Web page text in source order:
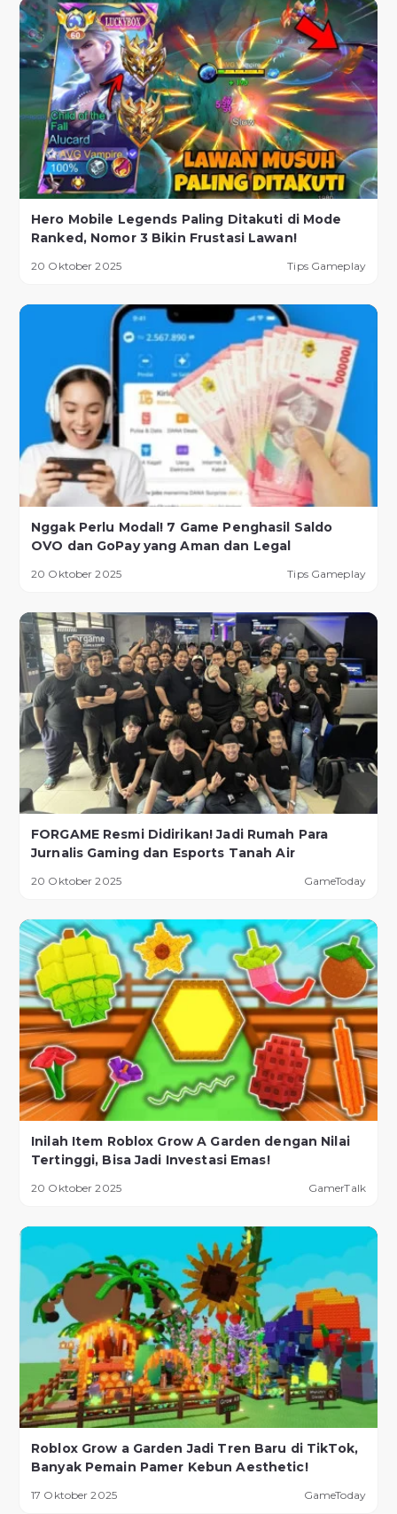
Hero Mobile Legends Paling Ditakuti di Mode
Ranked, Nomor 3 Bikin Frustasi Lawan!
20 Oktober 2025 Tips Gameplay
Nggak Perlu Modal! 7 Game Penghasil Saldo
OVO dan GoPay yang Aman dan Legal
20 Oktober 2025 Tips Gameplay
FORGAME Resmi Didirikan! Jadi Rumah Para
Jurnalis Gaming dan Esports Tanah Air
20 Oktober 2025 GameToday
Inilah Item Roblox Grow A Garden dengan Nilai
Tertinggi, Bisa Jadi Investasi Emas!
20 Oktober 2025 GamerTalk
Roblox Grow a Garden Jadi Tren Baru di TikTok,
Banyak Pemain Pamer Kebun Aesthetic!
17 Oktober 2025 GameToday